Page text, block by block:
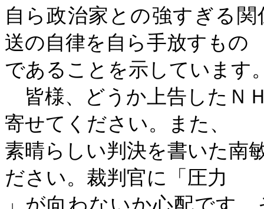
自ら政治家との強すぎる
送の自律を自ら手放すもの
であることを示しています
皆様、どうか上告したＮ
寄せてください。また、
素晴らしい判決を書いた南
ださい。裁判官に「圧力
」が向わないか心配です